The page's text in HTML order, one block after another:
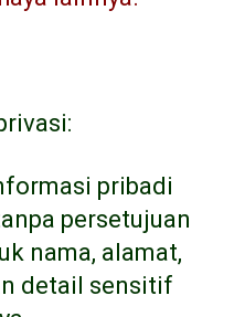
pribadi
persetujuan
nama, alamat,
detail sensitif